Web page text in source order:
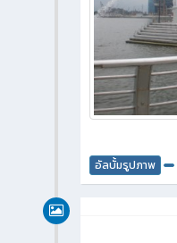
อัลบั้มรูปภาพ